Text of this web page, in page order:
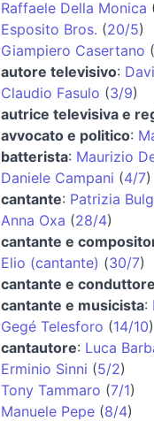
Raffaele Della Monica
Esposito Bros. (20/5)
Giampiero Casertano (
autore televisivo:
Claudio Fasulo (3/9)
autrice televisiva e
avvocato e politico:
batterista: Maurizio
Daniele Campani (4/7)
cantante: Patrizia
Anna Oxa (28/4)
cantante e
Elio (cantante) (30/7)
cantante e
cantante e musicista:
Gegé Telesforo (14/10)
cantautore: Luca
Erminio Sinni (5/2)
Tony Tammaro (7/1)
Manuele Pepe(8/4)